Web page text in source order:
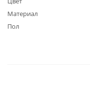
Материал
Пол